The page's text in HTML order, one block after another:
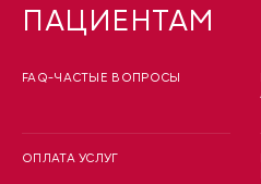
ПАЦИЕНТАМ
FAQ-ЧАСТЫЕ ВОПРОСЫ
ОПЛАТА УСЛУГ